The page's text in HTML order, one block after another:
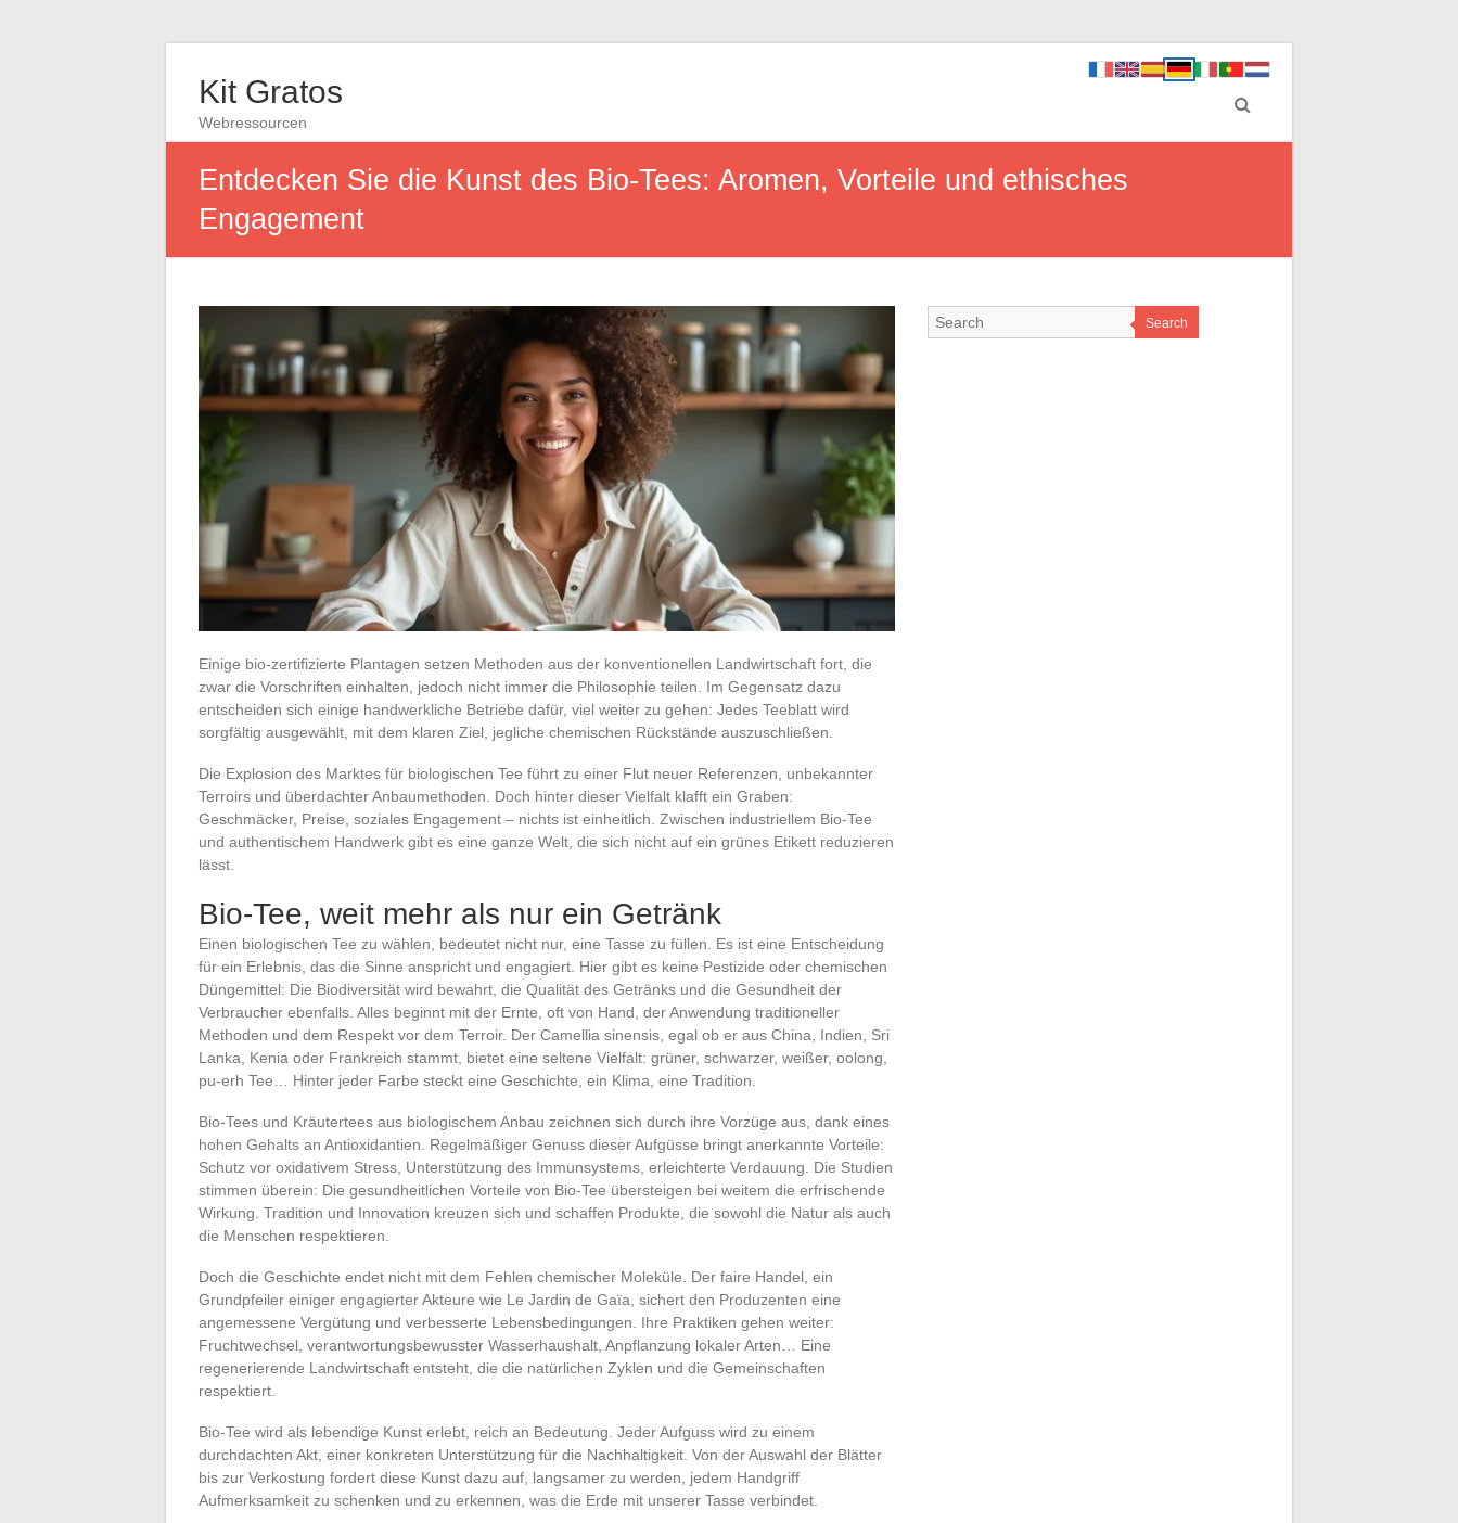
Kit Gratos
Webressourcen
Entdecken Sie die Kunst des Bio-Tees: Aromen, Vorteile und ethisches
Engagement
Einige bio-zertifizierte Plantagen setzen Methoden aus der konventionellen Landwirtschaft fort, die
zwar die Vorschriften einhalten, jedoch nicht immer die Philosophie teilen. Im Gegensatz dazu
entscheiden sich einige handwerkliche Betriebe dafür, viel weiter zu gehen: Jedes Teeblatt wird
sorgfältig ausgewählt, mit dem klaren Ziel, jegliche chemischen Rückstände auszuschließen.
Die Explosion des Marktes für biologischen Tee führt zu einer Flut neuer Referenzen, unbekannter
Terroirs und überdachter Anbaumethoden. Doch hinter dieser Vielfalt klafft ein Graben:
Geschmäcker, Preise, soziales Engagement – nichts ist einheitlich. Zwischen industriellem Bio-Tee
und authentischem Handwerk gibt es eine ganze Welt, die sich nicht auf ein grünes Etikett reduzieren
lässt.
Bio-Tee, weit mehr als nur ein Getränk
Einen biologischen Tee zu wählen, bedeutet nicht nur, eine Tasse zu füllen. Es ist eine Entscheidung
für ein Erlebnis, das die Sinne anspricht und engagiert. Hier gibt es keine Pestizide oder chemischen
Düngemittel: Die Biodiversität wird bewahrt, die Qualität des Getränks und die Gesundheit der
Verbraucher ebenfalls. Alles beginnt mit der Ernte, oft von Hand, der Anwendung traditioneller
Methoden und dem Respekt vor dem Terroir. Der Camellia sinensis, egal ob er aus China, Indien, Sri
Lanka, Kenia oder Frankreich stammt, bietet eine seltene Vielfalt: grüner, schwarzer, weißer, oolong,
pu-erh Tee… Hinter jeder Farbe steckt eine Geschichte, ein Klima, eine Tradition.
Bio-Tees und Kräutertees aus biologischem Anbau zeichnen sich durch ihre Vorzüge aus, dank eines
hohen Gehalts an Antioxidantien. Regelmäßiger Genuss dieser Aufgüsse bringt anerkannte Vorteile:
Schutz vor oxidativem Stress, Unterstützung des Immunsystems, erleichterte Verdauung. Die Studien
stimmen überein: Die gesundheitlichen Vorteile von Bio-Tee übersteigen bei weitem die erfrischende
Wirkung. Tradition und Innovation kreuzen sich und schaffen Produkte, die sowohl die Natur als auch
die Menschen respektieren.
Doch die Geschichte endet nicht mit dem Fehlen chemischer Moleküle. Der faire Handel, ein
Grundpfeiler einiger engagierter Akteure wie Le Jardin de Gaïa, sichert den Produzenten eine
angemessene Vergütung und verbesserte Lebensbedingungen. Ihre Praktiken gehen weiter:
Fruchtwechsel, verantwortungsbewusster Wasserhaushalt, Anpflanzung lokaler Arten… Eine
regenerierende Landwirtschaft entsteht, die die natürlichen Zyklen und die Gemeinschaften
respektiert.
Bio-Tee wird als lebendige Kunst erlebt, reich an Bedeutung. Jeder Aufguss wird zu einem
durchdachten Akt, einer konkreten Unterstützung für die Nachhaltigkeit. Von der Auswahl der Blätter
bis zur Verkostung fordert diese Kunst dazu auf, langsamer zu werden, jedem Handgriff
Aufmerksamkeit zu schenken und zu erkennen, was die Erde mit unserer Tasse verbindet.
Search